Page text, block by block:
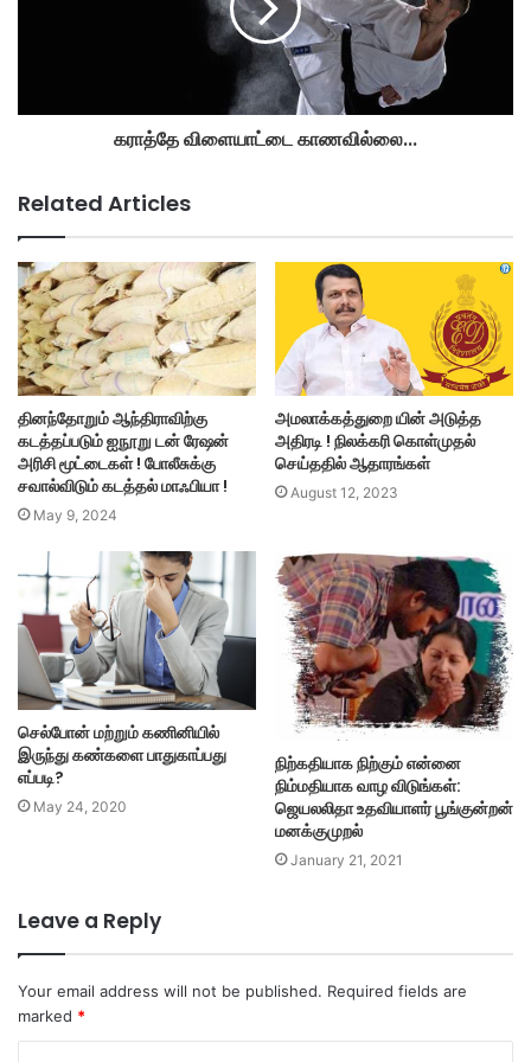
கராத்தே விளையாட்டை காணவில்லை...
Related Articles
தினந்தோறும் ஆந்திராவிற்கு
கடத்தப்படும் ஐநூறு டன் ரேஷன்
அரிசி மூட்டைகள் ! போலீசுக்கு
சவால்விடும் கடத்தல் மாஃபியா !
May 9, 2024
அமலாக்கத்துறை யின் அடுத்த
அதிரடி ! நிலக்கரி கொள்முதல்
செய்ததில் ஆதாரங்கள்
August 12, 2023
செல்போன் மற்றும் கணினியில்
இருந்து கண்களை பாதுகாப்பது
எப்படி?
May 24, 2020
நிற்கதியாக நிற்கும் என்னை
நிம்மதியாக வாழ விடுங்கள்:
ஜெயலலிதா உதவியாளர் பூங்குன்றன்
மனக்குமுறல்
January 21, 2021
Leave a Reply
Your email address will not be published. Required fields are
marked *